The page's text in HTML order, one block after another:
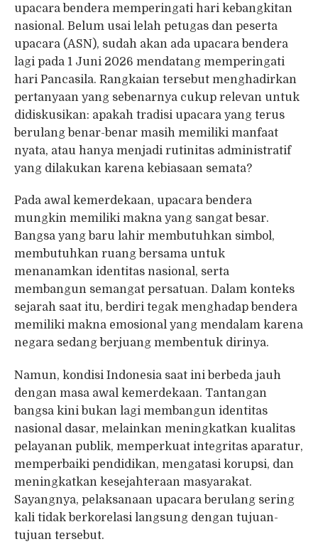
upacara bendera memperingati hari kebangkitan
nasional. Belum usai lelah petugas dan peserta
upacara (ASN), sudah akan ada upacara bendera
lagi pada 1 Juni 2026 mendatang memperingati
hari Pancasila. Rangkaian tersebut menghadirkan
pertanyaan yang sebenarnya cukup relevan untuk
didiskusikan: apakah tradisi upacara yang terus
berulang benar-benar masih memiliki manfaat
nyata, atau hanya menjadi rutinitas administratif
yang dilakukan karena kebiasaan semata?
Pada awal kemerdekaan, upacara bendera
mungkin memiliki makna yang sangat besar.
Bangsa yang baru lahir membutuhkan simbol,
membutuhkan ruang bersama untuk
menanamkan identitas nasional, serta
membangun semangat persatuan. Dalam konteks
sejarah saat itu, berdiri tegak menghadap bendera
memiliki makna emosional yang mendalam karena
negara sedang berjuang membentuk dirinya.
Namun, kondisi Indonesia saat ini berbeda jauh
dengan masa awal kemerdekaan. Tantangan
bangsa kini bukan lagi membangun identitas
nasional dasar, melainkan meningkatkan kualitas
pelayanan publik, memperkuat integritas aparatur,
memperbaiki pendidikan, mengatasi korupsi, dan
meningkatkan kesejahteraan masyarakat.
Sayangnya, pelaksanaan upacara berulang sering
kali tidak berkorelasi langsung dengan tujuan-
tujuan tersebut.